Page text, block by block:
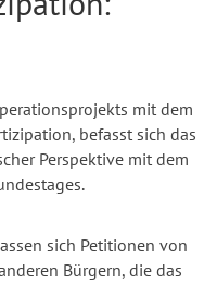
mit dem
befasst sich das
Perspektive mit dem
sich Petitionen von
Bürgern, die das